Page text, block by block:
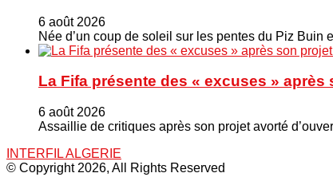
6 août 2026
Née d’un coup de soleil sur les pentes du Piz
La Fifa présente des « excuses »
6 août 2026
Assaillie de critiques après son projet avorté
INTERFIL ALGERIE
© Copyright 2026, All Rights Reserved